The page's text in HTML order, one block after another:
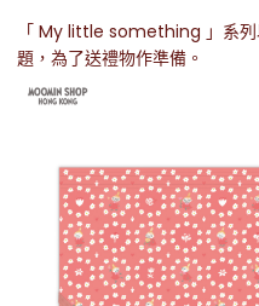
「 My little something 」系
題，為了送禮物作準備。